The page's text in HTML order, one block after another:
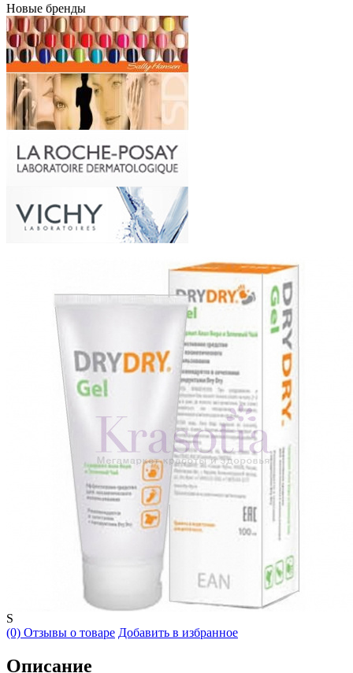
Новые бренды
S
(0) Отзывы о товаре Добавить в избранное
Описание